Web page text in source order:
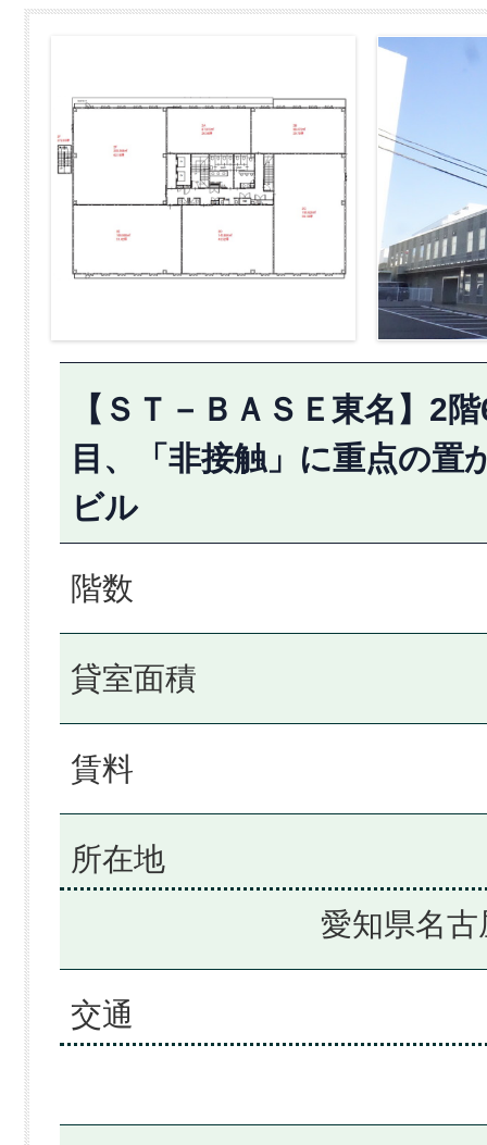
【ＳＴ－ＢＡＳＥ東名】2
目、「非接触」に重点の置
ビル
階数
貸室面積
賃料
所在地
愛知県名
交通